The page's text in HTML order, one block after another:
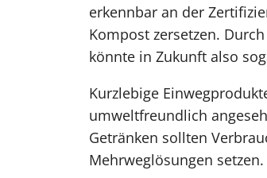
erkennbar an der
Kompost zersetzen.
könnte in Zukunft also
Kurzlebige
umweltfreundlich
Getränken sollten
Mehrweglösungen setzen.